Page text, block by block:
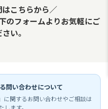
こちらから／
のフォームよりお気軽にご
い。
問い合わせについて
に関するお問い合わせやご相談は
ます。